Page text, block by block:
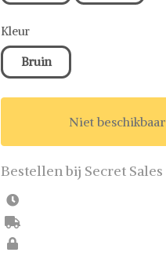
Kleur
Bruin
Niet beschikbaar
Bestellen bij Secret Sales